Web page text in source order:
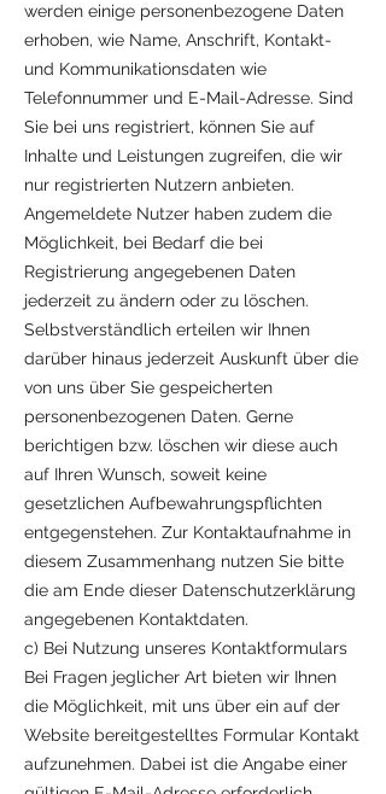
werden einige personenbezogene Daten
erhoben, wie Name, Anschrift, Kontakt-
und Kommunikationsdaten wie
Telefonnummer und E-Mail-Adresse. Sind
Sie bei uns registriert, können Sie auf
Inhalte und Leistungen zugreifen, die wir
nur registrierten Nutzern anbieten.
Angemeldete Nutzer haben zudem die
Möglichkeit, bei Bedarf die bei
Registrierung angegebenen Daten
jederzeit zu ändern oder zu löschen.
Selbstverständlich erteilen wir Ihnen
darüber hinaus jederzeit Auskunft über die
von uns über Sie gespeicherten
personenbezogenen Daten. Gerne
berichtigen bzw. löschen wir diese auch
auf Ihren Wunsch, soweit keine
gesetzlichen Aufbewahrungspflichten
entgegenstehen. Zur Kontaktaufnahme in
diesem Zusammenhang nutzen Sie bitte
die am Ende dieser Datenschutzerklärung
angegebenen Kontaktdaten.
c) Bei Nutzung unseres Kontaktformulars
Bei Fragen jeglicher Art bieten wir Ihnen
die Möglichkeit, mit uns über ein auf der
Website bereitgestelltes Formular Kontakt
aufzunehmen. Dabei ist die Angabe einer